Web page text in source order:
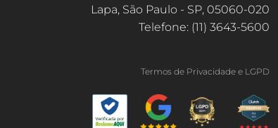
Lapa, São Paulo - SP, 05060-020
Telefone: (11) 3643-5600
Termos de Privacidade e LGPD